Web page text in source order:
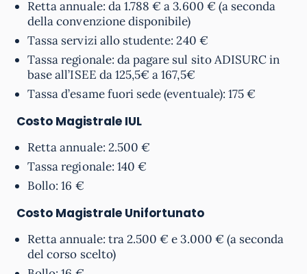
Retta annuale: da 1.788 € a 3.600 € (a seconda
della convenzione disponibile)
Tassa servizi allo studente: 240 €
Tassa regionale: da pagare sul sito ADISURC in
base all’ISEE da 125,5€ a 167,5€
Tassa d’esame fuori sede (eventuale): 175 €
Costo Magistrale IUL
Retta annuale: 2.500 €
Tassa regionale: 140 €
Bollo: 16 €
Costo Magistrale Unifortunato
Retta annuale: tra 2.500 € e 3.000 € (a seconda
del corso scelto)